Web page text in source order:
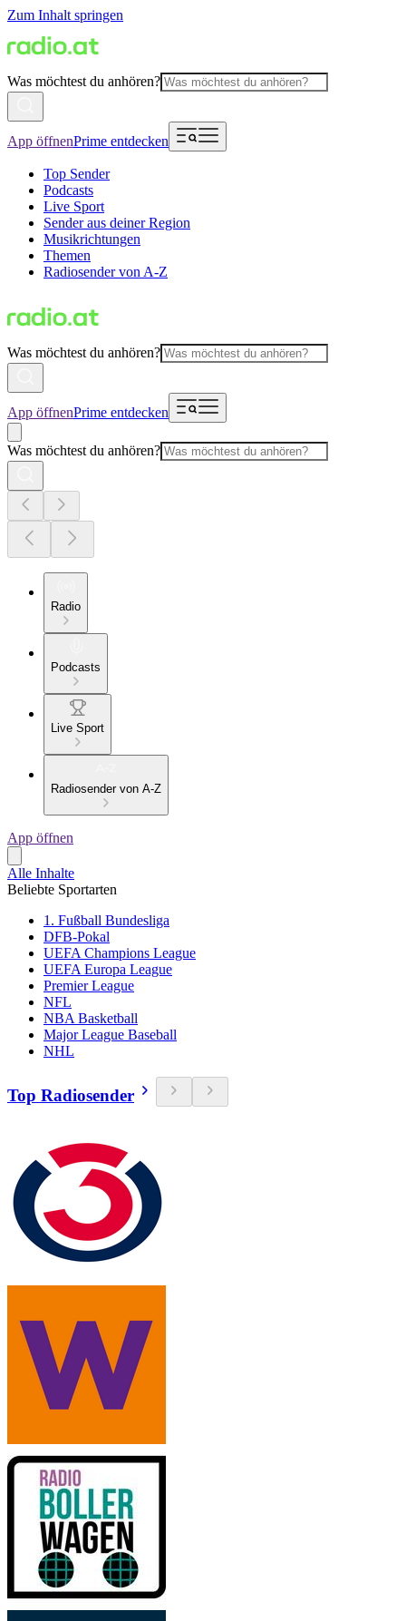
Zum Inhalt springen
Was möchtest du anhören?
App öffnenPrime entdecken
Top Sender
Podcasts
Live Sport
Sender aus deiner Region
Musikrichtungen
Themen
Radiosender von A-Z
Was möchtest du anhören?
App öffnenPrime entdecken
Was möchtest du anhören?
Radio
Podcasts
Live Sport
Radiosender von A-Z
App öffnen
Alle Inhalte
Beliebte Sportarten
1. Fußball Bundesliga
DFB-Pokal
UEFA Champions League
UEFA Europa League
Premier League
NFL
NBA Basketball
Major League Baseball
NHL
Top Radiosender